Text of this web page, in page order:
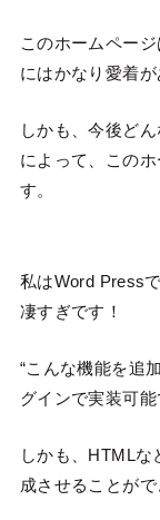
このホームペー
にはかなり愛着が
しかも、今後ど
によって、この
す。
私はWord Press
凄すぎです！
“こんな機能を追
グインで実装可能
しかも、HTML
成させることがで